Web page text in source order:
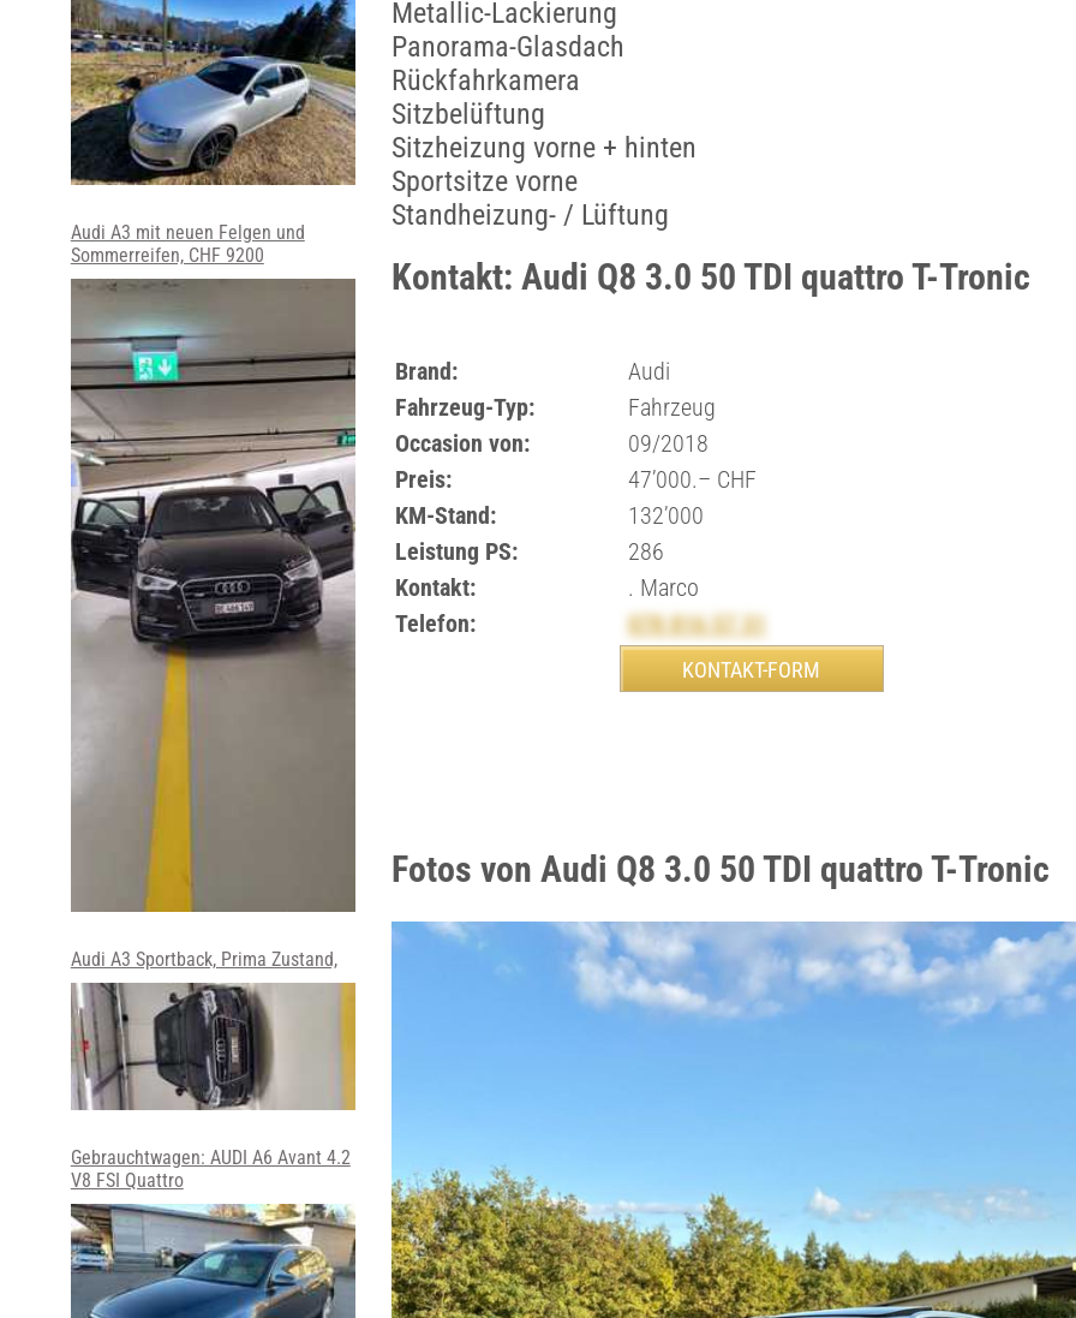
Metallic-Lackierung
Panorama-Glasdach
Rückfahrkamera
Sitzbelüftung
Sitzheizung vorne + hinten
Sportsitze vorne
Standheizung- / Lüftung
Kontakt: Audi Q8 3.0 50 TDI quattro T-Tronic
Brand:
Audi
Fahrzeug-Typ:
Fahrzeug
Occasion von:
09/2018
Preis:
47’000.– CHF
KM-Stand:
132’000
Leistung PS:
286
Kontakt:
. Marco
Telefon:
078 816 57 31
Fotos von Audi Q8 3.0 50 TDI quattro T-Tronic
Audi A3 mit neuen Felgen und
Sommerreifen, CHF 9200
Audi A3 Sportback, Prima Zustand,
Gebrauchtwagen: AUDI A6 Avant 4.2
V8 FSI Quattro